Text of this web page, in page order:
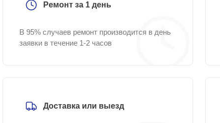
Ремонт за 1 день
В 95% случаев ремонт производится в день
заявки в течение 1-2 часов
Доставка или выезд